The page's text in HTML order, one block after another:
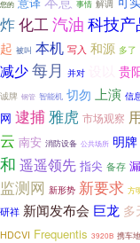
您的 事情 解调
炸化工汽油 科技产
起 被叫 本机 写入 和源 多了
减少每月 并对 贵
诚牌 钢管 智能机 切勿 上演 信
网 逮捕雅虎 市场观察
云 南安 消防设备 公共场所 明牌
和 遥遥领先 指尖 备存
监测网 新形势 新要求 方
研祥 新闻发布会 巨龙 多
HDCVI Frequentis 3920B 携车地